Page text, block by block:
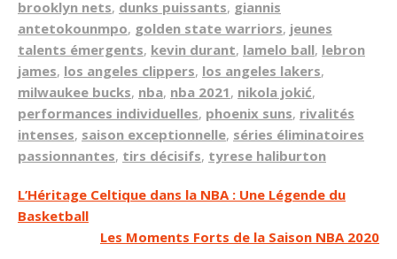
brooklyn nets, dunks puissants, giannis
antetokounmpo, golden state warriors, jeunes
talents émergents, kevin durant, lamelo ball, lebron
james, los angeles clippers, los angeles lakers,
milwaukee bucks, nba, nba 2021, nikola jokić,
performances individuelles, phoenix suns, rivalités
intenses, saison exceptionnelle, séries éliminatoires
passionnantes, tirs décisifs, tyrese haliburton
Navigation
de
L’Héritage Celtique dans la NBA : Une Légende du
Basketball
Les Moments Forts de la Saison NBA 2020